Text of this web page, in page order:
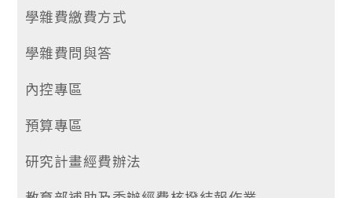
學雜費繳費方式
學雜費問與答
內控專區
預算專區
研究計畫經費辦法